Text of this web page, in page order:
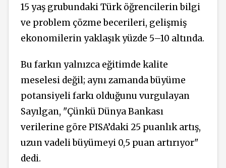
15 yaş gru­bundaki Türk öğrencilerin bilgi
ve problem çözme becerileri, gelişmiş
ekonomilerin yaklaşık yüzde 5–10 altında.
Bu farkın yalnızca eğitimde ka­lite
meselesi değil; aynı zaman­da büyüme
potansiyeli farkı olduğunu vurgulayan
Sayılgan, "Çünkü Dünya Bankası
verilerine göre PISA’daki 25 puanlık artış,
uzun vadeli büyümeyi 0,5 puan artırıyor"
dedi.